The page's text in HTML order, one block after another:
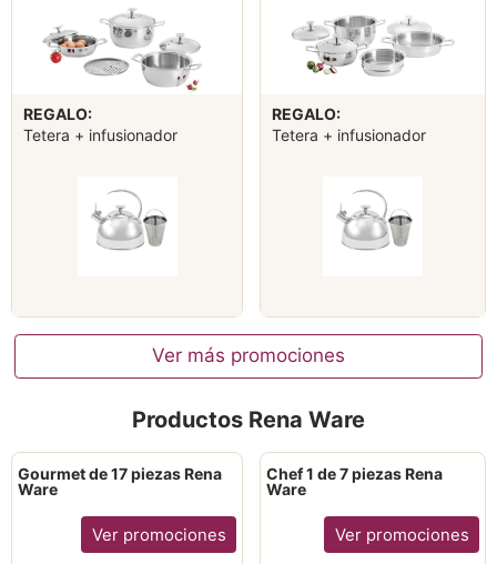
REGALO:
Tetera + infusionador
REGALO:
Tetera + infusionador
Ver más promociones
Productos Rena Ware
Gourmet de 17 piezas Rena
Ware
Ver promociones
Chef 1 de 7 piezas Rena
Ware
Ver promociones